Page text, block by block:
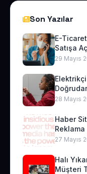
Son Yazılar
E-
Satışa
29 Mayıs
Elektrikçi
28 Mayıs
Haber
Reklama
27 Mayıs
Halı
Müşteri